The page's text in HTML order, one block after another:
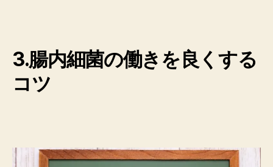
3.腸内細菌の働きを良くする
コツ